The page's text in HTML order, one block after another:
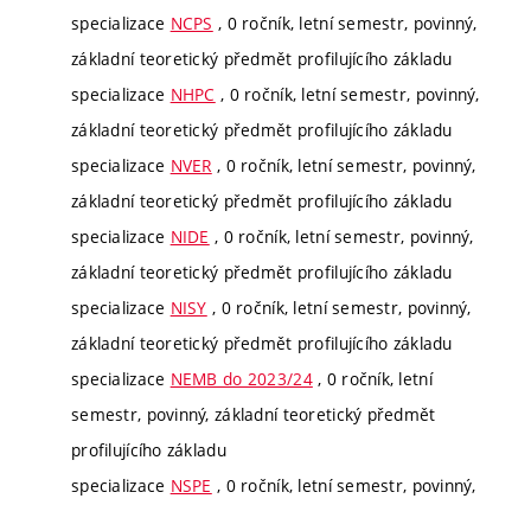
specializace NCPS , 0 ročník, letní semestr, povinný,
základní teoretický předmět profilujícího základu
specializace NHPC , 0 ročník, letní semestr, povinný,
základní teoretický předmět profilujícího základu
specializace NVER , 0 ročník, letní semestr, povinný,
základní teoretický předmět profilujícího základu
specializace NIDE , 0 ročník, letní semestr, povinný,
základní teoretický předmět profilujícího základu
specializace NISY , 0 ročník, letní semestr, povinný,
základní teoretický předmět profilujícího základu
specializace NEMB do 2023/24, 0 ročník, letní
semestr, povinný, základní teoretický předmět
profilujícího základu
specializace NSPE , 0 ročník, letní semestr, povinný,